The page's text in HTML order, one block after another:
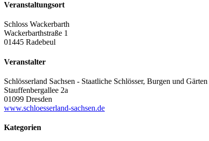
Veranstaltungsort
Schloss Wackerbarth
Wackerbarthstraße 1
01445 Radebeul
Veranstalter
Schlösserland Sachsen - Staatliche Schlösser, Burgen und Gärten
Stauffenbergallee 2a
01099 Dresden
www.schloesserland-sachsen.de
Kategorien